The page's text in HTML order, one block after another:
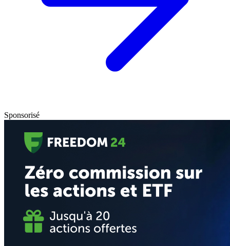
Sponsorisé